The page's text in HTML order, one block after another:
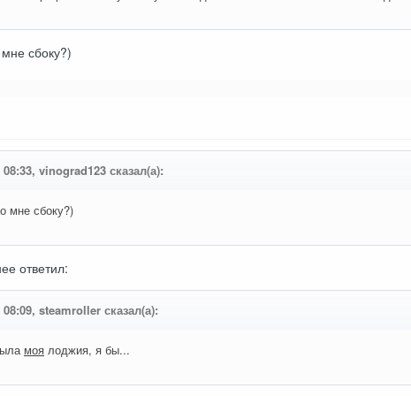
сбоку?)
vinograd123 сказал(а):
мне сбоку?)
ответил:
steamroller сказал(а):
моя лоджия, я бы...